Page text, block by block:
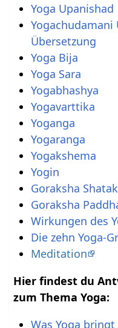
Yoga Upanishad
Yogachudamani
Übersetzung
Yoga Bija
Yoga Sara
Yogabhashya
Yogavarttika
Yoganga
Yogaranga
Yogakshema
Yogin
Goraksha
Goraksha
Wirkungen des
Die zehn Yoga-
Meditation
Hier findest du
zum Thema Yoga:
Was Yoga bringt